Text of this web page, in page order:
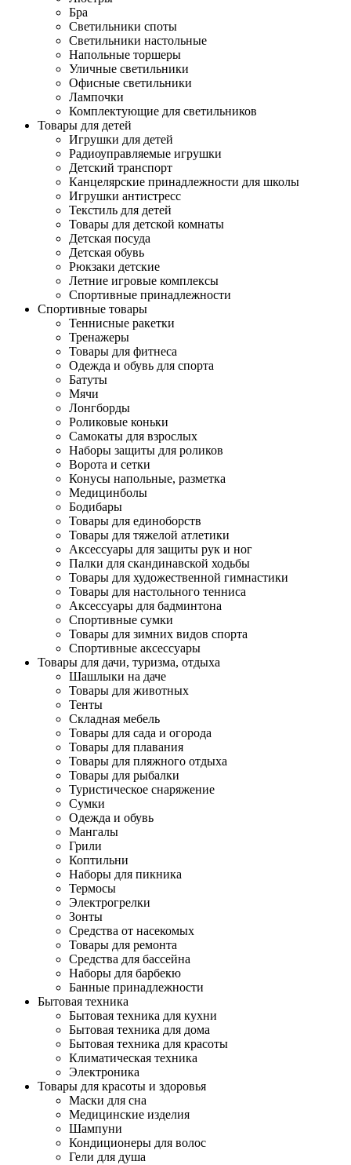
Бра
Светильники споты
Светильники настольные
Напольные торшеры
Уличные светильники
Офисные светильники
Лампочки
Комплектующие для светильников
Товары для детей
Игрушки для детей
Радиоуправляемые игрушки
Детский транспорт
Канцелярские принадлежности для школы
Игрушки антистресс
Текстиль для детей
Товары для детской комнаты
Детская посуда
Детская обувь
Рюкзаки детские
Летние игровые комплексы
Спортивные принадлежности
Спортивные товары
Теннисные ракетки
Тренажеры
Товары для фитнеса
Одежда и обувь для спорта
Батуты
Мячи
Лонгборды
Роликовые коньки
Самокаты для взрослых
Наборы защиты для роликов
Ворота и сетки
Конусы напольные, разметка
Медицинболы
Бодибары
Товары для единоборств
Товары для тяжелой атлетики
Аксессуары для защиты рук и ног
Палки для скандинавской ходьбы
Товары для художественной гимнастики
Товары для настольного тенниса
Аксессуары для бадминтона
Спортивные сумки
Товары для зимних видов спорта
Спортивные аксессуары
Товары для дачи, туризма, отдыха
Шашлыки на даче
Товары для животных
Тенты
Складная мебель
Товары для сада и огорода
Товары для плавания
Товары для пляжного отдыха
Товары для рыбалки
Туристическое снаряжение
Сумки
Одежда и обувь
Мангалы
Грили
Коптильни
Наборы для пикника
Термосы
Электрогрелки
Зонты
Средства от насекомых
Товары для ремонта
Средства для бассейна
Наборы для барбекю
Банные принадлежности
Бытовая техника
Бытовая техника для кухни
Бытовая техника для дома
Бытовая техника для красоты
Климатическая техника
Электроника
Товары для красоты и здоровья
Маски для сна
Медицинские изделия
Шампуни
Кондиционеры для волос
Гели для душа